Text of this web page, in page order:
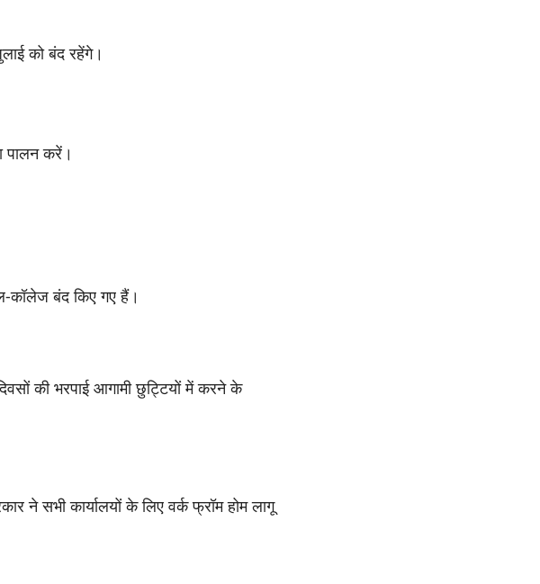
को बंद रहेंगे।
पालन करें।
कॉलेज बंद किए गए हैं।
की भरपाई आगामी छुट्टियों में करने के
ने सभी कार्यालयों के लिए वर्क फ्रॉम होम लागू